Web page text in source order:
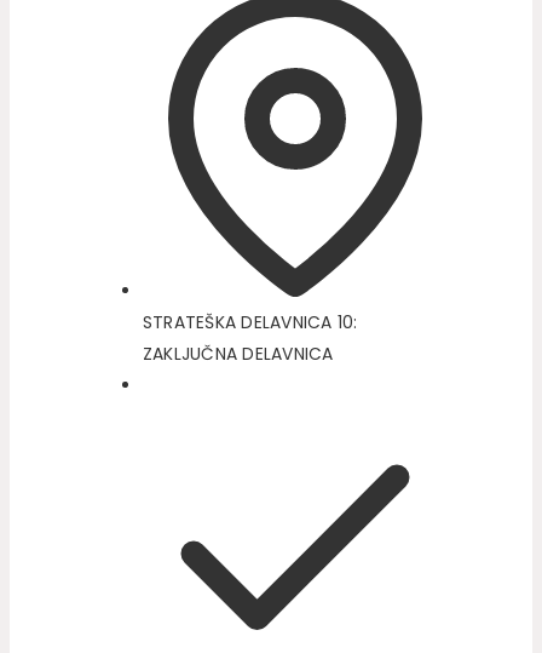
STRATEŠKA DELAVNICA 10:
ZAKLJUČNA DELAVNICA